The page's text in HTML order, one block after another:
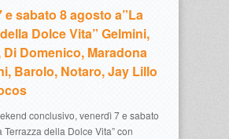
e sabato 8 agosto a”La
Dolce Vita” Gelmini,
Di Domenico, Maradona
Barolo, Notaro, Jay Lillo
conclusivo, venerdì 7 e sabato
Terrazza della Dolce Vita” con